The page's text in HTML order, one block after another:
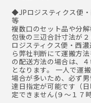
◆JPロジスティクス便
等
複数口のセット品や分
包後の三辺合計寸法が
ロジスティクス便・西
ら弊社判断にて運搬方
の配送方法の場合は、
となります。 一人で運
場合が多いため、必ず
達日指定が可能です（
定できません(９～１７時